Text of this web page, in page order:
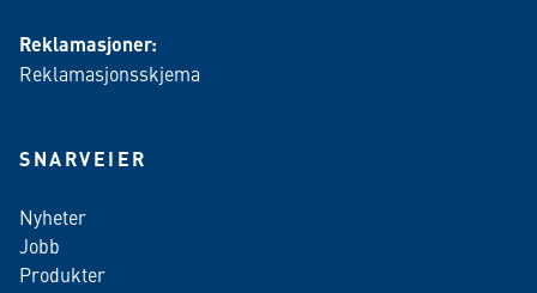
Reklamasjoner:
Reklamasjonsskjema
SNARVEIER
Nyheter
Jobb
Produkter